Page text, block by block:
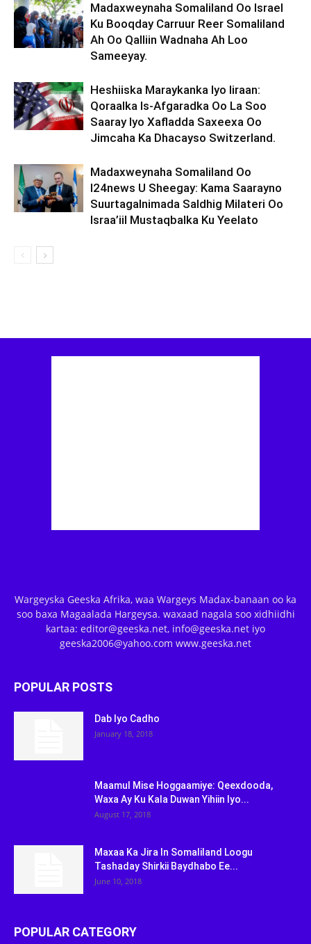
Madaxweynaha Somaliland Oo Israel
Ku Booqday Carruur Reer Somaliland
Ah Oo Qalliin Wadnaha Ah Loo
Sameeyay.
Heshiiska Maraykanka Iyo Iiraan:
Qoraalka Is-Afgaradka Oo La Soo
Saaray Iyo Xafladda Saxeexa Oo
Jimcaha Ka Dhacayso Switzerland.
Madaxweynaha Somaliland Oo
I24news U Sheegay: Kama Saarayno
Suurtagalnimada Saldhig Milateri Oo
Israa’iil Mustaqbalka Ku Yeelato
Wargeyska Geeska Afrika, waa Wargeys Madax-banaan oo ka
soo baxa Magaalada Hargeysa. waxaad nagala soo xidhiidhi
kartaa: editor@geeska.net, info@geeska.net iyo
geeska2006@yahoo.com www.geeska.net
POPULAR POSTS
Dab Iyo Cadho
January 18, 2018
Maamul Mise Hoggaamiye: Qeexdooda,
Waxa Ay Ku Kala Duwan Yihiin Iyo...
August 17, 2018
Maxaa Ka Jira In Somaliland Loogu
Tashaday Shirkii Baydhabo Ee...
June 10, 2018
POPULAR CATEGORY